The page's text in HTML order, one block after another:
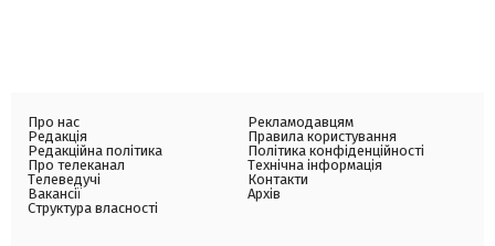
Про нас
Редакція
Редакційна політика
Про телеканал
Телеведучі
Вакансії
Структура власності
Рекламодавцям
Правила користування
Політика конфіденційності
Технічна інформація
Контакти
Архів